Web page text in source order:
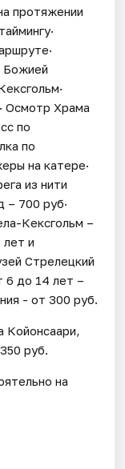
протяжении
Божией
Осмотр Храма
по
по
на катере·
из нити
– 700 руб·
Кексгольм –
и
Стрелецкий
6 до 14 лет –
- от 300 руб.
Койонсаари,
руб.
на